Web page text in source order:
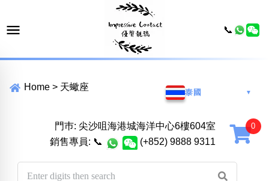
Home > 天蠍座
泰國 ▼
門巿: 尖沙咀海港城海洋中心6樓604室
銷售專員: 📞 (+852) 9888 9311
📞